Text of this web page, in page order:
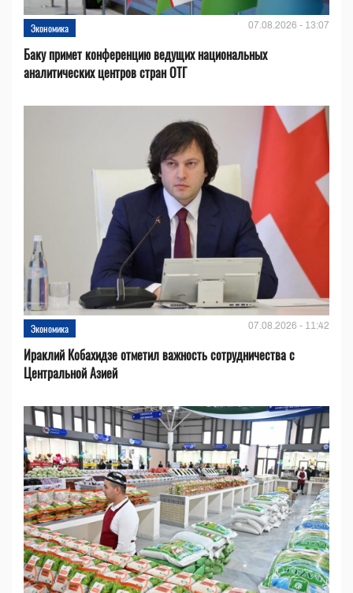
Экономика 07.08.2026 - 13:07
Баку примет конференцию ведущих национальных
аналитических центров стран ОТГ
Экономика 07.08.2026 - 11:42
Ираклий Кобахидзе отметил важность сотрудничества с
Центральной Азией